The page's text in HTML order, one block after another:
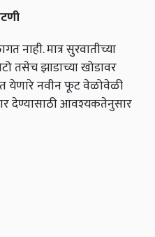
नाही. मात्र सुरवातीच्या
तसेच झाडाच्या खोडावर
येणारे नवीन फूट वेळोवेळी
देण्यासाठी आवश्‍यकतेनुसार